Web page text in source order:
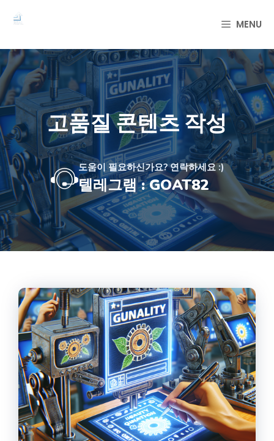
로
건
너
뛰
기
MENU
고품질 콘텐츠 작성
도움이 필요하신가요? 연락하세요 :)
텔레그램 : GOAT82